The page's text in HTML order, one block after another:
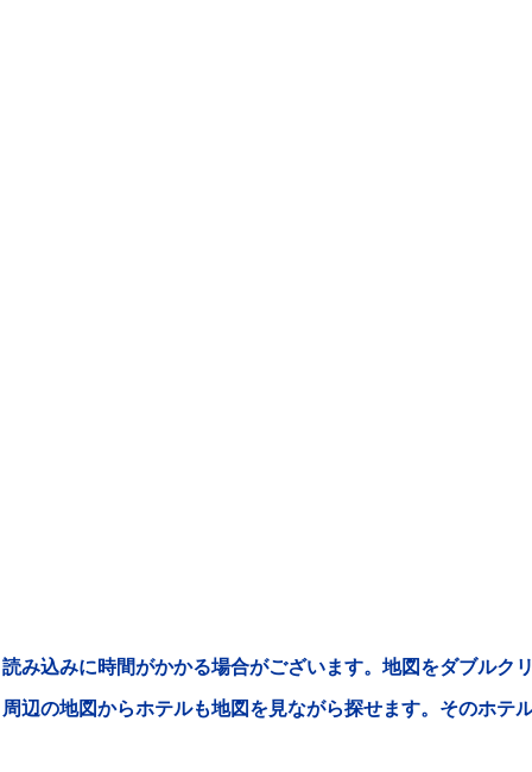
読み込みに時間がかかる場合がございます。地図をダブルク
周辺の地図からホテルも地図を見ながら探せます。そのホテ